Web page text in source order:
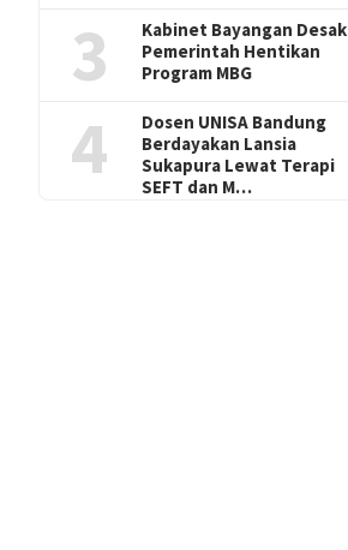
3
Kabinet Bayangan Desak
Pemerintah Hentikan
Program MBG
4
Dosen UNISA Bandung
Berdayakan Lansia
Sukapura Lewat Terapi
SEFT dan M…